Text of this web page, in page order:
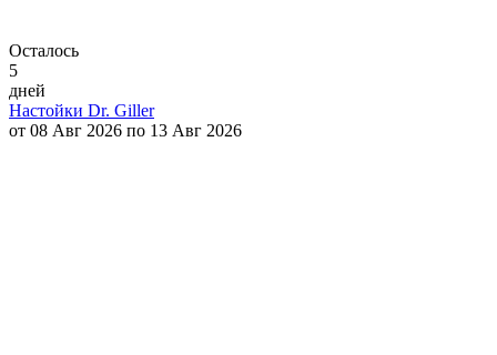
Осталось
5
дней
Настойки Dr. Giller
от 08 Авг 2026 по 13 Авг 2026